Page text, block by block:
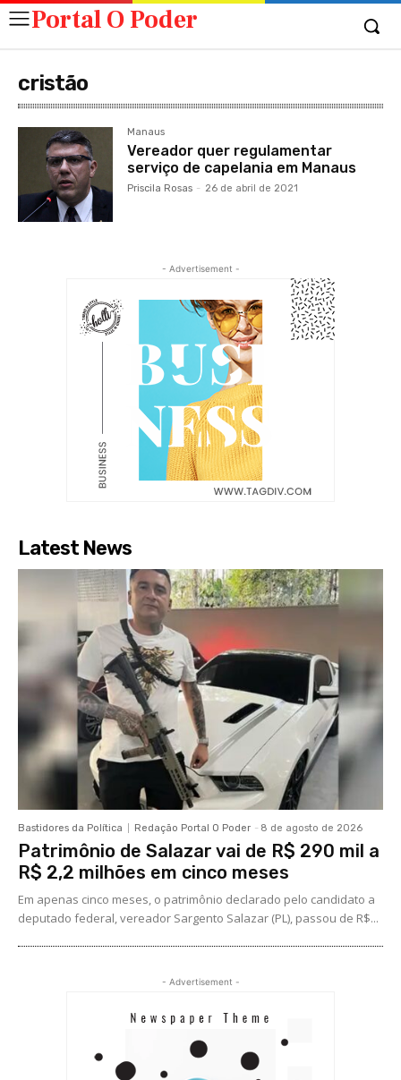
Portal O Poder
cristão
Manaus
Vereador quer regulamentar
serviço de capelania em Manaus
Priscila Rosas - 26 de abril de 2021
- Advertisement -
Latest News
Bastidores da Política Redação Portal O Poder - 8 de agosto de 2026
Patrimônio de Salazar vai de R$ 290 mil a
R$ 2,2 milhões em cinco meses
Em apenas cinco meses, o patrimônio declarado pelo candidato a
deputado federal, vereador Sargento Salazar (PL), passou de R$...
- Advertisement -